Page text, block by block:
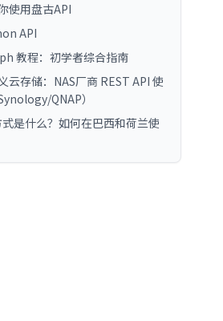
使用盘古API
API
教程：初学者综合指南
云存储：NAS厂商 REST API 使
QNAP）
是什么？如何在巴西和荷兰使